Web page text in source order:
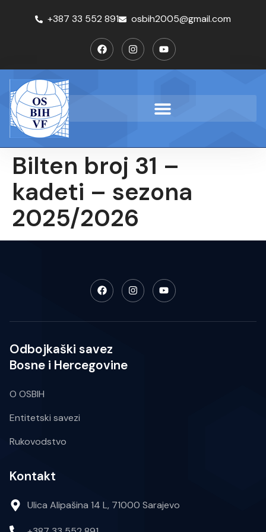
+387 33 552 891 osbih2005@gmail.com
Bilten broj 31 –
kadeti – sezona
2025/2026
Odbojkaški savez
Bosne i Hercegovine
O OSBIH
Entitetski savezi
Rukovodstvo
Kontakt
Ulica Alipašina 14 L, 71000 Sarajevo